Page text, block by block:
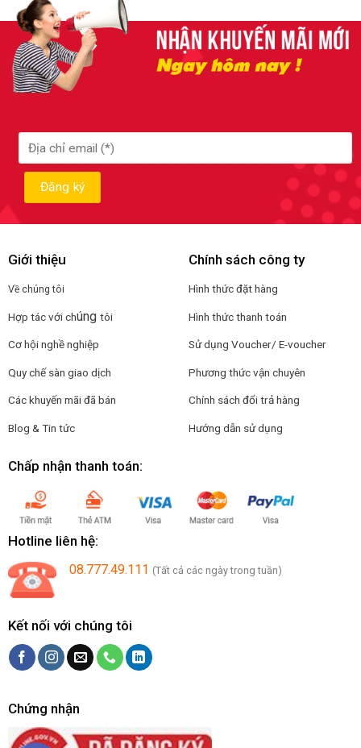
Giới thiệu
Về chúng tôi
Hợp tác với chúng tôi
Cơ hội nghề nghiệp
Quy chế sàn giao dịch
Các khuyến mãi đã bán
Blog & Tin tức
Chính sách công ty
Hình thức đặt hàng
Hình thức thanh toán
Sử dụng Voucher/ E-voucher
Phương thức vận chuyên
Chính sách đổi trả hàng
Hướng dẫn sử dụng
Chấp nhận thanh toán:
Hotline liên hệ:
08.777.49.111 (Tất cả các ngày trong tuần)
Kết nối với chúng tôi
Chứng nhận